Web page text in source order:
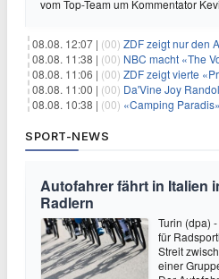
vom Top-Team um Kommentator
08.08. 12:07 | (00) ZDF zeigt nur den
08.08. 11:38 | (00) NBC macht «The
08.08. 11:06 | (00) ZDF zeigt vierte
08.08. 11:00 | (00) Da'Vine Joy Randolph
08.08. 10:38 | (00) «Camping Paradis»
SPORT-NEWS
Autofahrer fährt in Italien
Radlern
Turin (dpa)
für
Streit
einer